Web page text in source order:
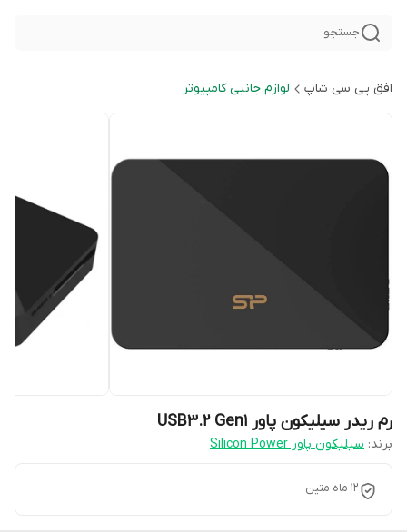
جستجو
افق پی سی شاپ لوازم جانبی کامپیوتر
رم ریدر سیلیکون پاور USB3.2 Gen1
برند: سیلیکون پاور Silicon Power
12 ماه متین